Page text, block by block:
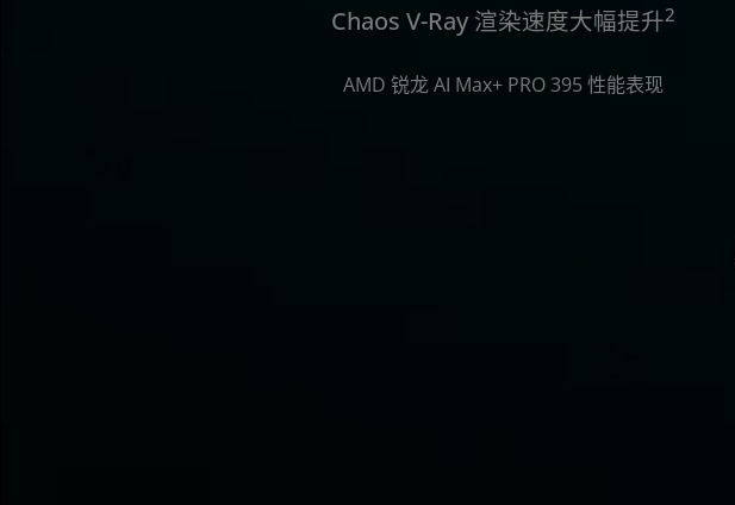
Chaos V-Ray 渲染速度大幅提升2
AMD 锐龙 AI Max+ PRO 395 性能表现